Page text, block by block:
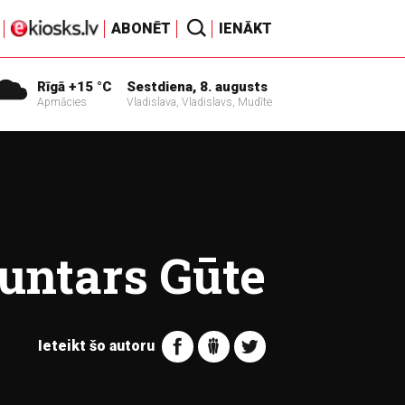
ABONĒT IENĀKT
Rīgā +15 °C
Apmācies
Sestdiena, 8. augusts
Vladislava, Vladislavs, Mudīte
Gūte
Ieteikt šo autoru